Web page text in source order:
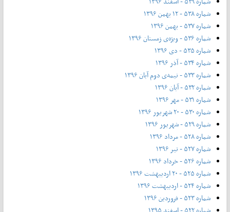
شماره ۵۳۸ - ۱۲ بهمن ۱۳۹۶
شماره ۵۳۷ - بهمن ۱۳۹۶
شماره ۵۳۶ - ویژه‌ی زمستان ۱۳۹۶
شماره ۵۳۵ - دی ۱۳۹۶
شماره ۵۳۴ - آذر ۱۳۹۶
شماره ۵۳۳ - نیمه‌ی دوم آبان ۱۳۹۶
شماره ۵۳۲ - آبان ۱۳۹۶
شماره ۵۳۱ - مهر ۱۳۹۶
شماره ۵۳۰ - ۲۰ شهریور ۱۳۹۶
شماره ۵۲۹ - شهریور ۱۳۹۶
شماره ۵۲۸ - مرداد ۱۳۹۶
شماره ۵۲۷ - تیر ۱۳۹۶
شماره ۵۲۶ - خرداد ۱۳۹۶
شماره ۵۲۵ - ۲۰ اردیبهشت ۱۳۹۶
شماره ۵۲۴ - اردیبهشت ۱۳۹۶
شماره ۵۲۳ - فروردین ۱۳۹۶